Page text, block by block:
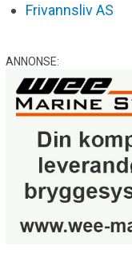
Frivannsliv AS
ANNONSE: